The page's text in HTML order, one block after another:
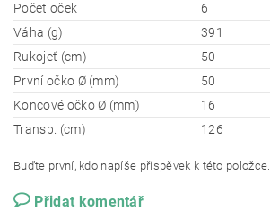
Počet oček
6
Váha (g)
391
Rukojeť (cm)
50
První očko Ø (mm)
50
Koncové očko Ø (mm)
16
Transp. (cm)
126
Buďte první, kdo napíše příspěvek k této položce.
Přidat komentář